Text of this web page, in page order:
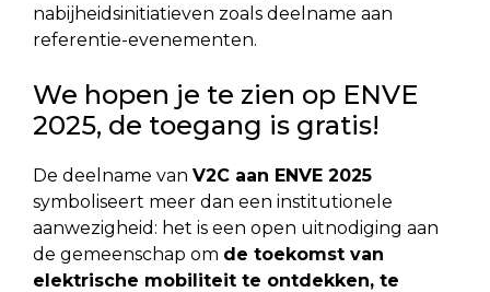
nabijheidsinitiatieven zoals deelname aan
referentie-evenementen.
We hopen je te zien op ENVE
2025, de toegang is gratis!
De deelname van V2C aan ENVE 2025
symboliseert meer dan een institutionele
aanwezigheid: het is een open uitnodiging aan
de gemeenschap om de toekomst van
elektrische mobiliteit te ontdekken, te